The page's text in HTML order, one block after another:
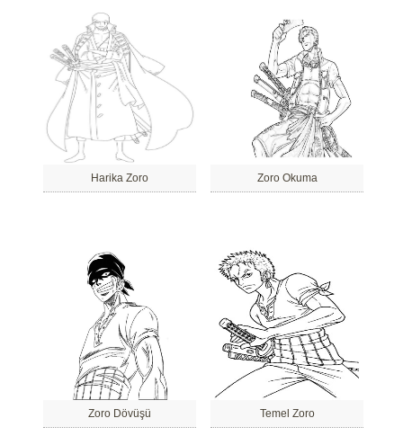
Harika Zoro Zoro Okuma
Zoro Dövüşü Temel Zoro